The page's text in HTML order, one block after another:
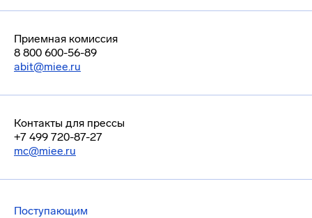
Приемная комиссия
8 800 600-56-89
abit@miee.ru
Контакты для прессы
+7 499 720-87-27
mc@miee.ru
Поступающим